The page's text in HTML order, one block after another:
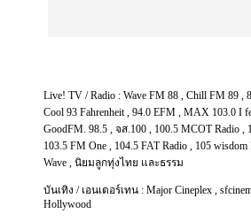
Live! TV / Radio : Wave FM 88 , Chill FM 89 ,
Cool 93 Fahrenheit, 94.0 EFM , MAX 103.0 I
GoodFM. 98.5 , จส.100 , 100.5 MCOT Radio ,
103.5 FM One , 104.5 FAT Radio , 105 wisdom
Wave , นิยมลูกทุ่งไทย และธรรม
บันเทิง / เอนเตอร์เทน : Major Cineplex ,
Hollywood